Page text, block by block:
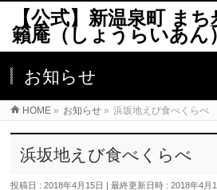
【公式】新温泉町 ま
籟庵（しょうらいあん
お知らせ
HOME » お知らせ » 浜坂地えび食べくらべ
浜坂地えび食べくらべ
投稿日 : 2018年4月15日 最終更新日時 : 2018年4月